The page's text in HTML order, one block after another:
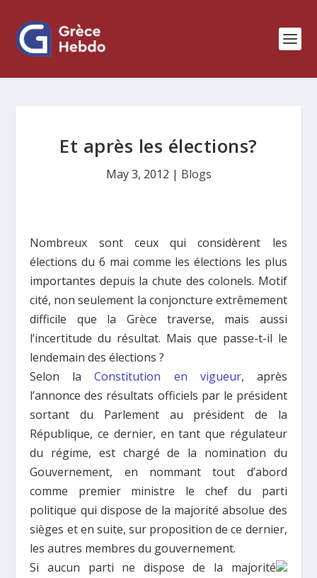
Et après les élections?
May 3, 2012 | Blogs
Nombreux sont ceux qui considèrent les
élections du 6 mai comme les élections les plus
importantes depuis la chute des colonels. Motif
cité, non seulement la conjoncture extrêmement
difficile que la Grèce traverse, mais aussi
l’incertitude du résultat. Mais que passe-t-il le
lendemain des élections ?
Selon laConstitution en vigueur, après
l’annonce des résultats officiels par le président
sortant du Parlement au président de la
République, ce dernier, en tant que régulateur
du régime, est chargé de la nomination du
Gouvernement, en nommant tout d’abord
comme premier ministre le chef du parti
politique qui dispose de la majorité absolue des
sièges et en suite, sur proposition de ce dernier,
les autres membres du gouvernement.
Si aucun parti ne dispose de la majorité